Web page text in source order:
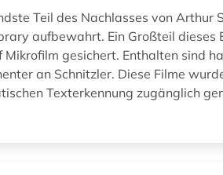
Teil des Nachlasses von Arthur
aufbewahrt. Ein Großteil
Mikrofilm gesichert. Enthalten sind
an Schnitzler. Diese Filme
Texterkennung zugänglich